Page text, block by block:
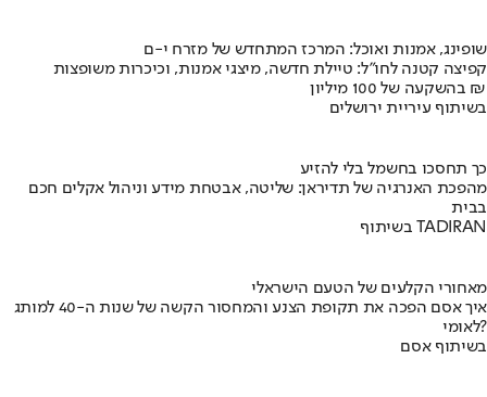
שופינג, אמנות ואוכל: המרכז המתחדש של מזרח י-ם
קפיצה קטנה לחו"ל: טיילת חדשה, מיצגי אמנות, וכיכרות משופצות
בהשקעה של 100 מיליון ₪
בשיתוף עיריית ירושלים
כך תחסכו בחשמל בלי להזיע
מהפכת האנרגיה של תדיראן: שליטה, אבטחת מידע וניהול אקלים חכם
בבית
בשיתוף TADIRAN
מאחורי הקלעים של הטעם הישראלי
איך אסם הפכה את תקופת הצנע והמחסור הקשה של שנות ה-40 למותג
לאומי?
בשיתוף אסם